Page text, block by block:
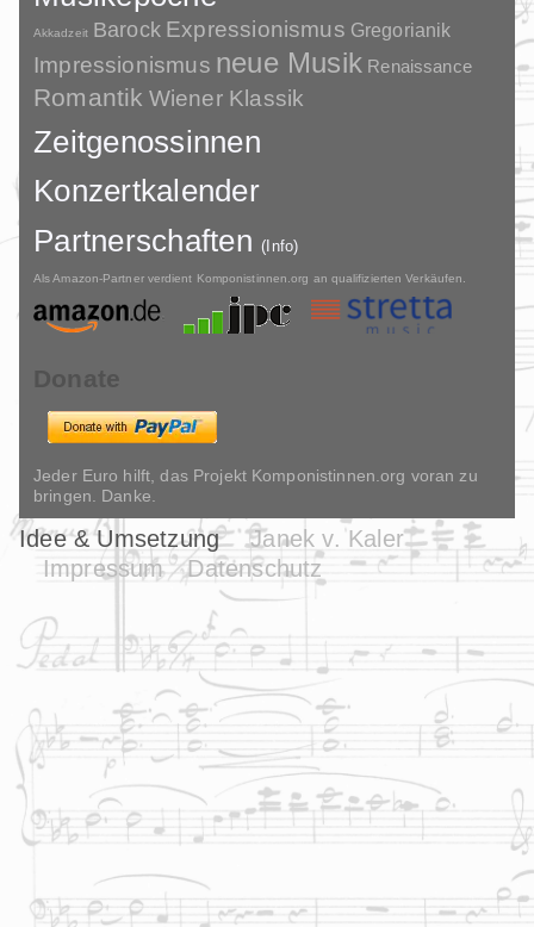
Akkadzeit Barock Expressionismus Gregorianik
Impressionismus neue Musik Renaissance
Romantik Wiener Klassik
Zeitgenossinnen
Konzertkalender
Partnerschaften(Info)
Als Amazon-Partner verdient Komponistinnen.org an qualifizierten Verkäufen.
Donate
Jeder Euro hilft, das Projekt Komponistinnen.org voran zu
bringen. Danke.
Idee & Umsetzung
Janek v. Kaler
Impressum
Datenschutz